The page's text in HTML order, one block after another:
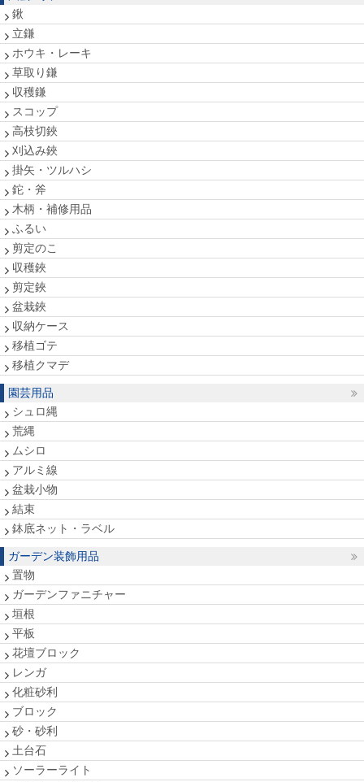
鍬
立鎌
ホウキ・レーキ
草取り鎌
収穫鎌
スコップ
高枝切鋏
刈込み鋏
掛矢・ツルハシ
鉈・斧
木柄・補修用品
ふるい
剪定のこ
収穫鋏
剪定鋏
盆栽鋏
収納ケース
移植ゴテ
移植クマデ
園芸用品
シュロ縄
荒縄
ムシロ
アルミ線
盆栽小物
結束
鉢底ネット・ラベル
ガーデン装飾用品
置物
ガーデンファニチャー
垣根
平板
花壇ブロック
レンガ
化粧砂利
ブロック
砂・砂利
土台石
ソーラーライト